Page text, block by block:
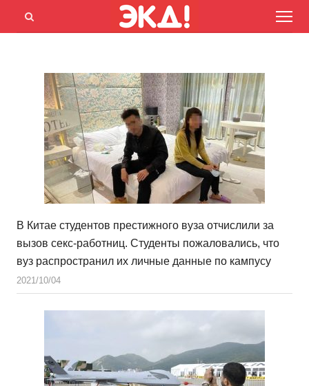
Menu
Открыть
В Китае студентов престижного вуза отчислили за
вызов секс-работниц. Студенты пожаловались, что
вуз распространил их личные данные по кампусу
2021/10/04